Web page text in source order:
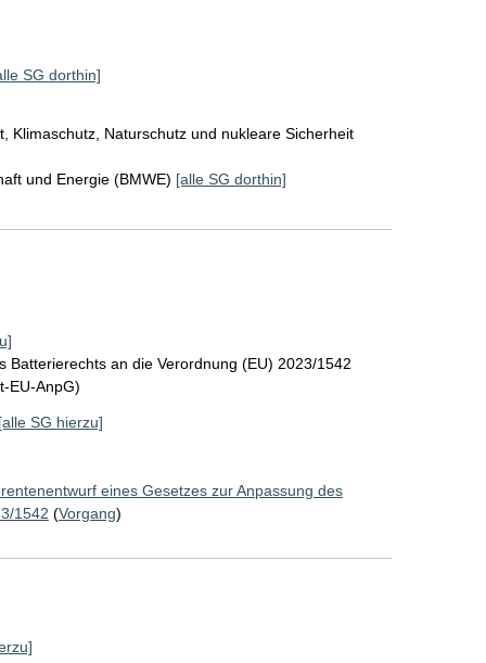
SG dorthin]
Klimaschutz, Naturschutz und nukleare Sicherheit
und Energie (BMWE) [alle SG dorthin]
Batterierechts an die Verordnung (EU) 2023/1542
EU-AnpG)
SG hierzu]
eines Gesetzes zur Anpassung des
1542 (Vorgang)